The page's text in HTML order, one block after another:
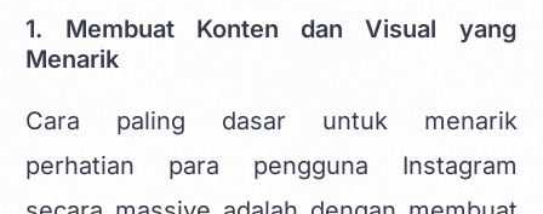
1. Membuat Konten dan Visual yang
Menarik
Cara paling dasar untuk menarik
perhatian para pengguna Instagram